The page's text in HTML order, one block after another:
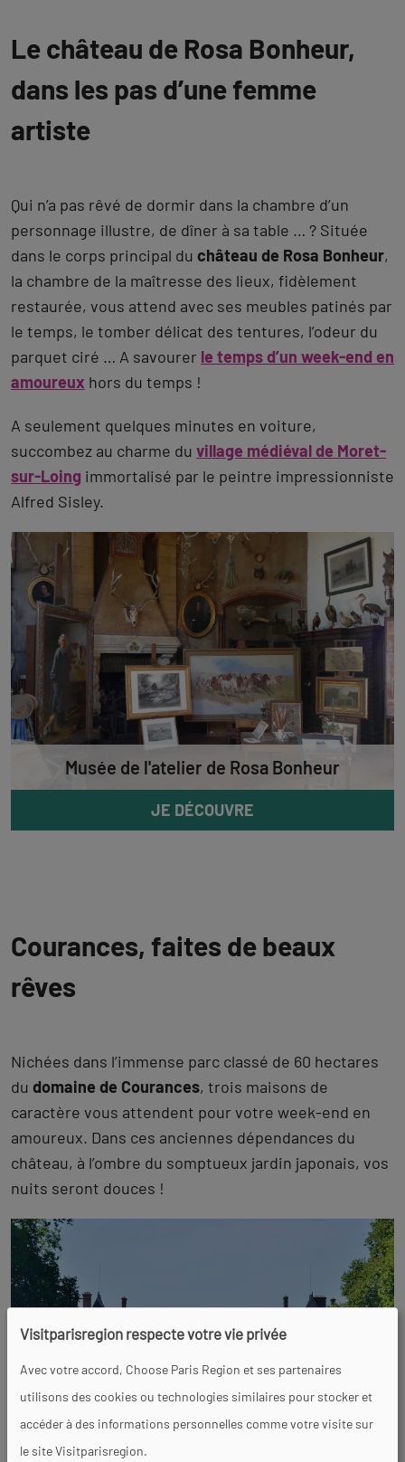
Le château de Rosa Bonheur,
dans les pas d’une femme
artiste
Qui n’a pas rêvé de dormir dans la chambre d’un
personnage illustre, de dîner à sa table … ? Située
dans le corps principal du château de Rosa Bonheur,
la chambre de la maîtresse des lieux, fidèlement
restaurée, vous attend avec ses meubles patinés par
le temps, le tomber délicat des tentures, l’odeur du
parquet ciré … A savourer le temps d’un week-end en
amoureux hors du temps !
A seulement quelques minutes en voiture,
succombez au charme du village médiéval de Moret-
sur-Loing immortalisé par le peintre impressionniste
Alfred Sisley.
Musée de l'atelier de Rosa Bonheur
JE DÉCOUVRE
Courances, faites de beaux
rêves
Nichées dans l’immense parc classé de 60 hectares
du domaine de Courances, trois maisons de
caractère vous attendent pour votre week-end en
amoureux. Dans ces anciennes dépendances du
château, à l’ombre du somptueux jardin japonais, vos
nuits seront douces !
Domaine de Courances
Visitparisregion respecte votre vie privée
Avec votre accord, Choose Paris Region et ses partenaires
utilisons des cookies ou technologies similaires pour stocker et
accéder à des informations personnelles comme votre visite sur
le site Visitparisregion.